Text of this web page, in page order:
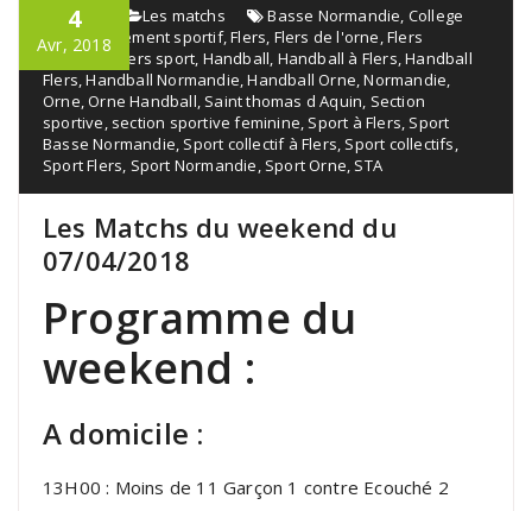
4
Avr, 2018
admin Les matchs Basse Normandie College
Flers,Événement sportif,Flers Flers de l'orne ,Flers
handball, Flers sport Handball Handball à Flers ,Handball
Flers ,Handball Normandie ,Handball Orne ,Normandie
Orne ,Orne Handball Saint thomas d Aquin Section
sportive section sportive feminine Sport à Flers Sport
Basse Normandie Sport collectif à Flers Sport collectifs
Sport Flers Sport Normandie Sport Orne STA
Les Matchs du weekend du
07/04/2018
Programme du
weekend :
A domicile :
13H00 : Moins de 11 Garçon 1 contre Ecouché 2